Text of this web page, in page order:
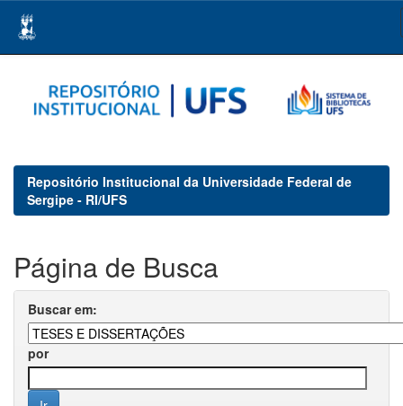
navigation
Repositório Institucional da Universidade Federal de
Sergipe - RI/UFS
Página de Busca
Buscar em:
por